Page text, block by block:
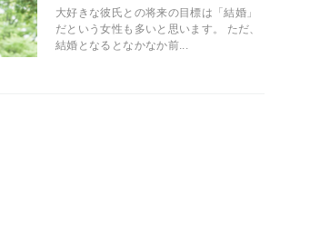
大好きな彼氏との将来の目標は「結婚」
だという女性も多いと思います。 ただ、
結婚となるとなかなか前...